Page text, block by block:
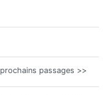
prochains passages >>